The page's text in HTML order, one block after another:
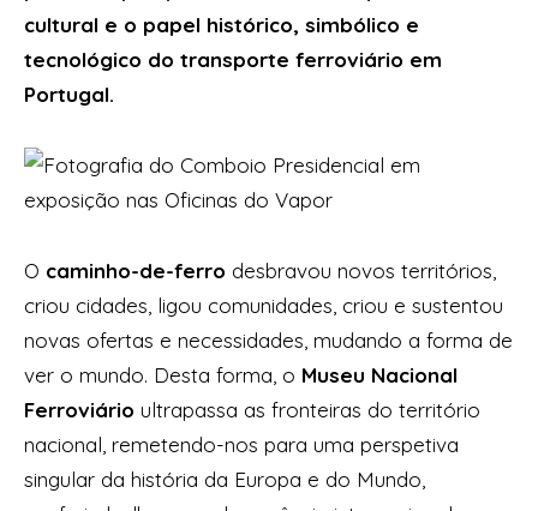
cultural e o papel histórico, simbólico e
tecnológico do transporte ferroviário em
Portugal.
O caminho-de-ferro desbravou novos territórios,
criou cidades, ligou comunidades, criou e sustentou
novas ofertas e necessidades, mudando a forma de
ver o mundo. Desta forma, o Museu Nacional
Ferroviário ultrapassa as fronteiras do território
nacional, remetendo-nos para uma perspetiva
singular da história da Europa e do Mundo,